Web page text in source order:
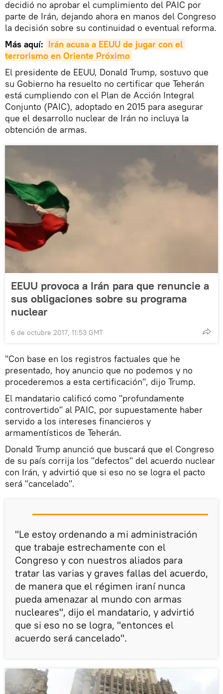
decidió no aprobar el cumplimiento del PAIC por
parte de Irán, dejando ahora en manos del Congreso
la decisión sobre su continuidad o eventual reforma.
Más aquí: Irán acusa a EEUU de jugar con el
terrorismo en Oriente Próximo
El presidente de EEUU, Donald Trump, sostuvo que
su Gobierno ha resuelto no certificar que Teherán
está cumpliendo con el Plan de Acción Integral
Conjunto (PAIC), adoptado en 2015 para asegurar
que el desarrollo nuclear de Irán no incluya la
obtención de armas.
EEUU provoca a Irán para que renuncie a
sus obligaciones sobre su programa
nuclear
6 de octubre 2017, 11:53 GMT
"Con base en los registros factuales que he
presentado, hoy anuncio que no podemos y no
procederemos a esta certificación", dijo Trump.
El mandatario calificó como "profundamente
controvertido" al PAIC, por supuestamente haber
servido a los intereses financieros y
armamentísticos de Teherán.
Donald Trump anunció que buscará que el Congreso
de su país corrija los "defectos" del acuerdo nuclear
con Irán, y advirtió que si eso no se logra el pacto
será "cancelado".
"Le estoy ordenando a mi administración
que trabaje estrechamente con el
Congreso y con nuestros aliados para
tratar las varias y graves fallas del acuerdo,
de manera que el régimen iraní nunca
pueda amenazar al mundo con armas
nucleares", dijo el mandatario, y advirtió
que si eso no se logra, "entonces el
acuerdo será cancelado".